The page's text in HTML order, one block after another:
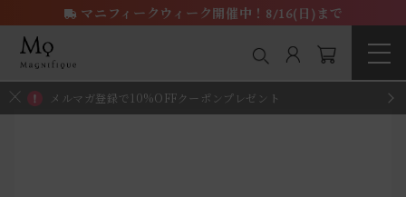
メルマガ登録で10%OFFクーポンプレゼント
マニフィークウィーク開催中！8/16(日)まで